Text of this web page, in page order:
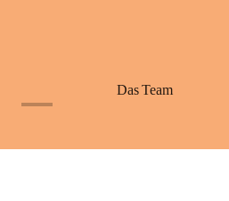
Das Team